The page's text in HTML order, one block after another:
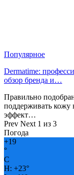
Популярное
Dermatime:
обзор бренда и…
Правильно
поддерживать кожу
эффект…
Prev Next 1 из 3
Погода
+19
°
C
H: +23°